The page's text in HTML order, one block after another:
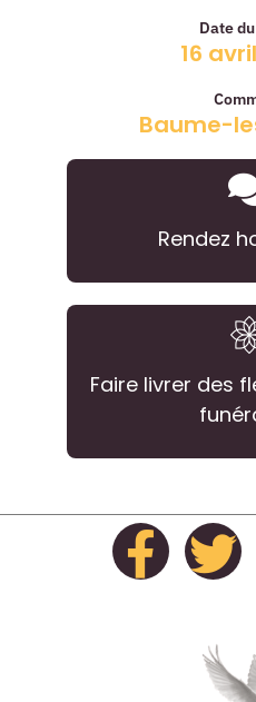
Date
16
Baume-
Rendez
Faire livrer des